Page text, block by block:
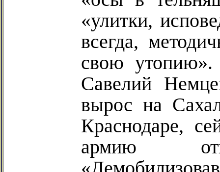
«улитки,
всегда,
свою утопию».
Савелий
выросна
Краснодаре,
армию